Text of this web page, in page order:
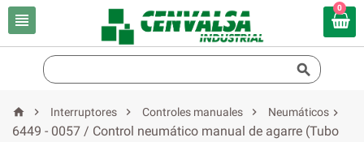

0

  Interruptores  Controles manuales  Neumáticos 
6449 - 0057 / Control neumático manual de agarre (Tubo